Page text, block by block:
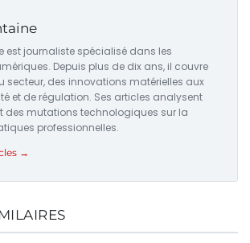
est journaliste spécialisé dans les
Depuis plus de dix ans, il couvre
secteur, des innovations matérielles aux
et de régulation. Ses articles analysent
des mutations technologiques sur la
professionnelles.
→